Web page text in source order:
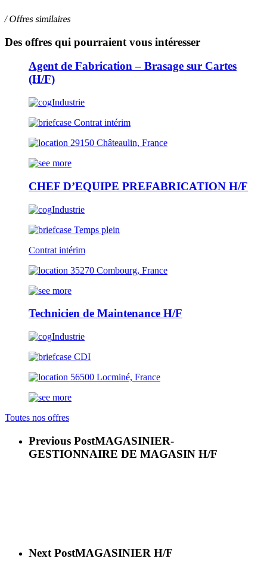
/ Offres similaires
Des offres qui pourraient vous intéresser
Agent de Fabrication – Brasage sur Cartes
(H/F)
Industrie
Contrat intérim
29150 Châteaulin, France
CHEF D’EQUIPE PREFABRICATION H/F
Industrie
Temps plein
Contrat intérim
35270 Combourg, France
Technicien de Maintenance H/F
Industrie
CDI
56500 Locminé, France
Toutes nos offres
Previous PostMAGASINIER-
GESTIONNAIRE DE MAGASIN H/F
Next PostMAGASINIER H/F